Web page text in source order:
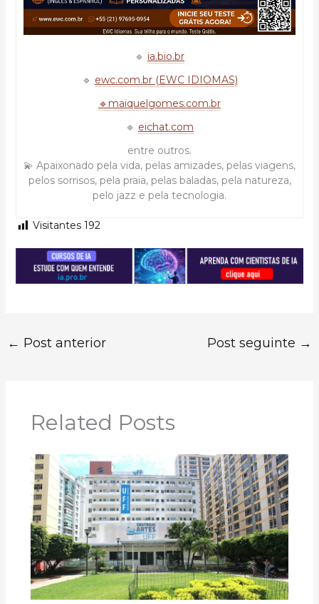
🔹 ia.bio.br
🔹 ewc.com.br (EWC IDIOMAS)
🔹maiquelgomes.com.br
🔹 eichat.com
entre outros.
💫 Apaixonado pela vida, pelas amizades, pelas viagens,
pelos sorrisos, pela praia, pelas baladas, pela natureza,
pelo jazz e pela tecnologia.
Visitantes 192
← Post anterior Post seguinte →
Related Posts